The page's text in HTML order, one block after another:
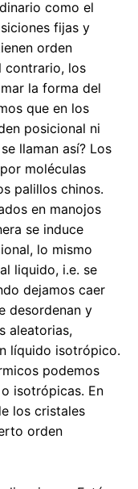
como el
fijas y
orden
contrario, los
la forma del
que en los
posicional ni
llaman así? Los
moléculas
palillos chinos.
en manojos
se induce
lo mismo
liquido, i.e. se
dejamos caer
desordenan y
aleatorias,
líquido isotrópico.
podemos
isotrópicas. En
los cristales
orden